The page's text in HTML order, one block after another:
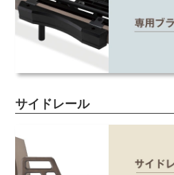
サイドレール